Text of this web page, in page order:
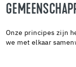
Onze principes zijn
we met elkaar